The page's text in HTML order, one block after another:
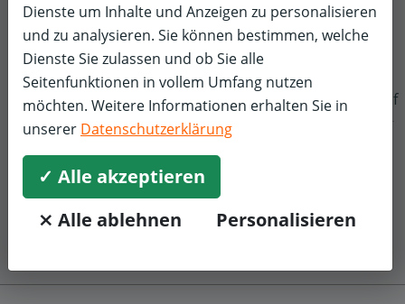
gedauert. Und als Dankeschön gab es an 2 felgen noch
Macken ..da müssen die jungs vor Ort noch ein bisschen
mühe geben.
Dienste um Inhalte und Anzeigen zu personalisieren
und zu analysieren. Sie können bestimmen, welche
Dienste Sie zulassen und ob Sie alle
Seitenfunktionen in vollem Umfang nutzen
möchten. Weitere Informationen erhalten Sie in
unserer Datenschutzerklärung
✓ Alle akzeptieren
⨯ Alle ablehnen
Personalisieren
f